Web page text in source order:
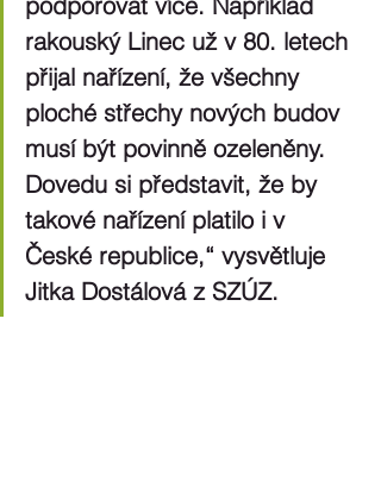
rakouský Linec už v 80. letech
přijal nařízení, že všechny
ploché střechy nových budov
musí být povinně ozeleněny.
Dovedu si představit, že by
takové nařízení platilo i v
České republice,“ vysvětluje
Jitka Dostálová z SZÚZ.